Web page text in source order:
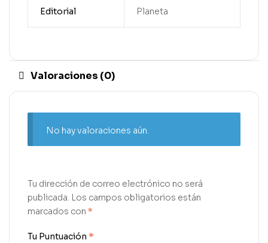
Editorial Planeta
Valoraciones (0)
No hay valoraciones aún.
Tu dirección de correo electrónico no será
publicada. Los campos obligatorios están
marcados con *
Tu Puntuación *